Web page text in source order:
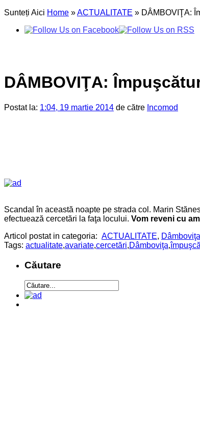
Sunteți Aici Home »ACTUALITATE » DÂMBOVIŢA:
DÂMBOVIŢA:
Postat la: 1:04, 19 martie 2014 de către Incomod
Scandal în această noapte pe strada col. Marin
efectuează cercetări la faţa locului. Vom reveni cu
Articol postat in categoria: ACTUALITATE, Dâmboviţa
Tags: actualitate,avariate,cercetări,Dâmboviţa,
Căutare